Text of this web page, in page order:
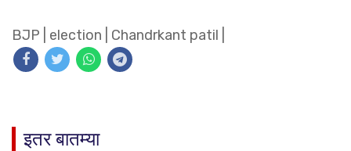
BJP election Chandrkant patil
इतर बातम्या